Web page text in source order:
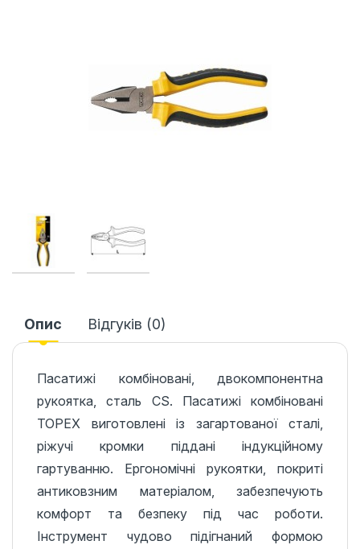
Опис Відгуків (0)
Пасатижі комбіновані, двокомпонентна
рукоятка, сталь CS. Пасатижі комбіновані
TOPEX виготовлені із загартованої сталі,
ріжучі кромки піддані індукційному
гартуванню. Ергономічні рукоятки, покриті
антиковзним матеріалом, забезпечують
комфорт та безпеку під час роботи.
Інструмент чудово підігнаний формою